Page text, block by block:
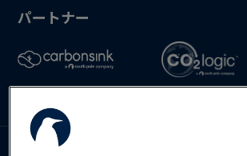
パートナー